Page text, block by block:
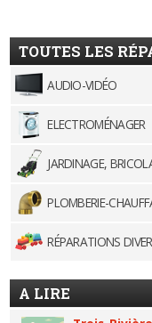
TOUTES LES
AUDIO-VIDÉO
ELECTROMÉNAGER
JARDINAGE,
PLOMBERIE-
RÉPARATIONS
A LIRE